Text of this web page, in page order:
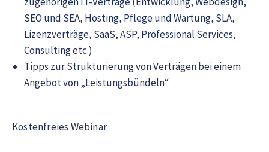
SEO und SEA, Hosting, Pflege und Wartung, SLA,
Lizenzverträge, SaaS, ASP, Professional Services,
Consulting etc.)
Tipps zur Strukturierung von Verträgen bei einem
Angebot von „Leistungsbündeln“
Kostenfreies Webinar